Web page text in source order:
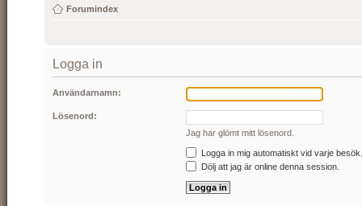
Forumindex
Logga in
Användarnamn:
Lösenord:
Jag har glömt mitt lösenord.
Logga in mig automatiskt vid varje besök.
Dölj att jag är online denna session.